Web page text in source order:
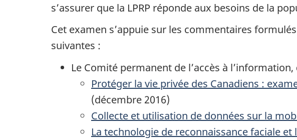
s’assurer que la LPRP réponde aux besoins de la
Cet examen s’appuie sur les commentaires
suivantes :
Le Comité permanent de l’accès à
Protéger la vie privée des Canadiens :
(décembre 2016)
Collecte et utilisation de données sur la
La technologie de reconnaissance faciale